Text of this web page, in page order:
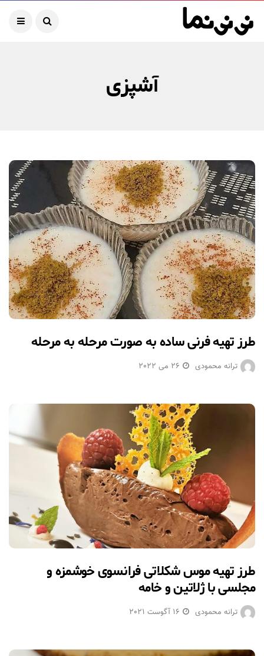
آشپزی
طرز تهیه فرنی ساده به صورت مرحله به مرحله
ترانه محمودی 26 می 2022
طرز تهیه موس شکلاتی فرانسوی خوشمزه و
مجلسی با ژلاتین و خامه
ترانه محمودی 16 آگوست 2021